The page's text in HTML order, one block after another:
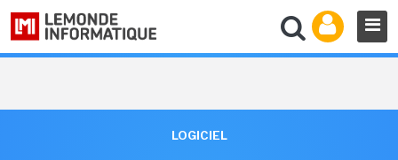
LOGICIEL